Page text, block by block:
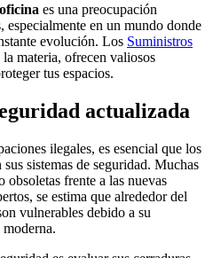
es una preocupación
especialmente en un mundo donde
evolución. Los Suministros
materia, ofrecen valiosos
tus espacios.
actualizada
ilegales, es esencial que los
sistemas de seguridad. Muchas
obsoletas frente a las nuevas
se estima que alrededor del
vulnerables debido a su